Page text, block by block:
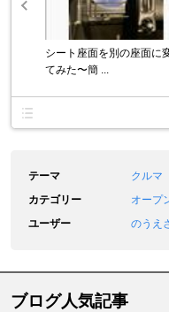
シート座面を別の座面に
てみた〜簡 ...
テーマ
クルマ
カテゴリー
オープ
ユーザー
のうえ
ブログ人気記事